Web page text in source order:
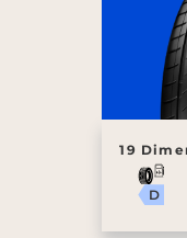
19
D